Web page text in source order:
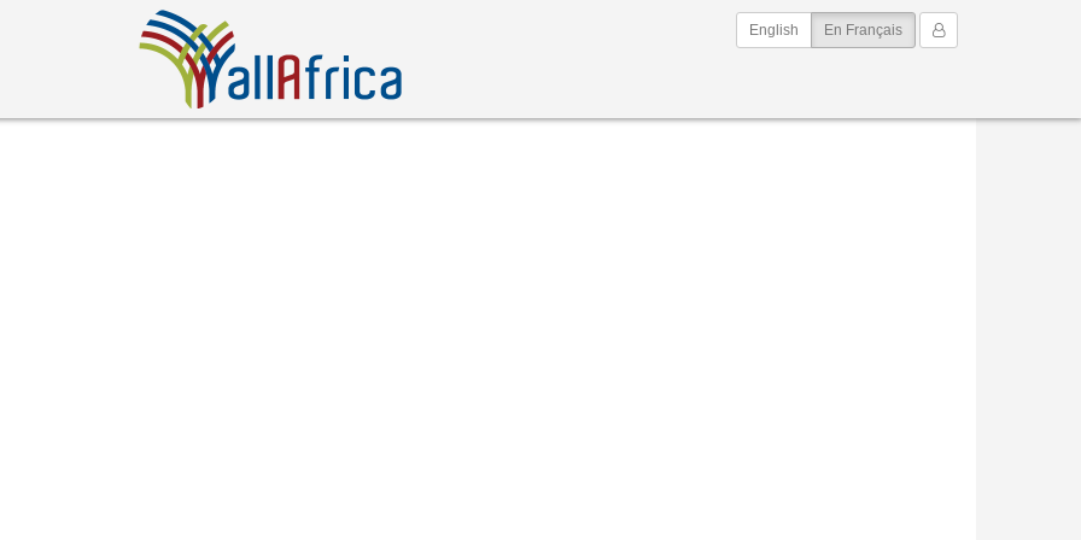
Mon Compte
English En Français(current)